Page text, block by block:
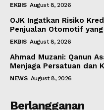
EKBIS August 8, 2026
OJK Ingatkan Risiko
Penjualan Otomotif
EKBIS August 8, 2026
Ahmad Muzani: Qanun
Menjaga Persatuan dan
NEWS August 8, 2026
Berlangganan